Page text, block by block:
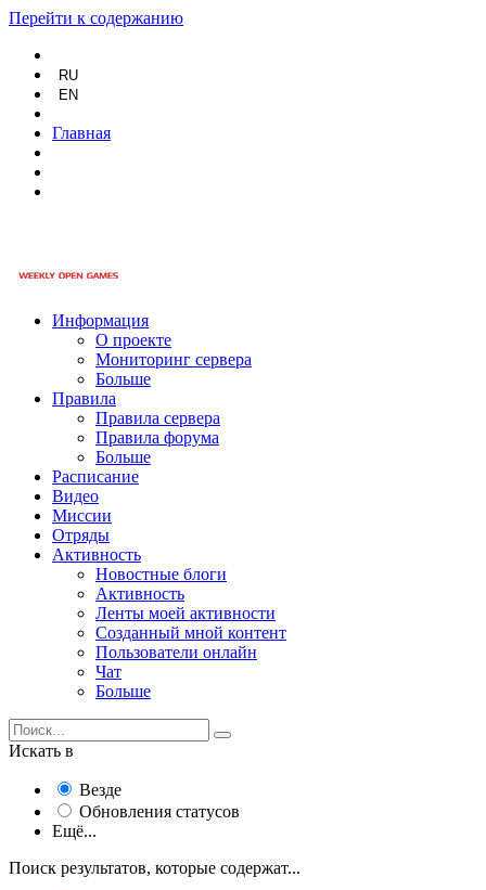
Перейти к содержанию
RU
EN
Главная
Информация
О проекте
Мониторинг сервера
Больше
Правила
Правила сервера
Правила форума
Больше
Расписание
Видео
Миссии
Отряды
Активность
Новостные блоги
Активность
Ленты моей активности
Созданный мной контент
Пользователи онлайн
Чат
Больше
Искать в
Везде
Обновления статусов
Ещё...
Поиск результатов, которые содержат...